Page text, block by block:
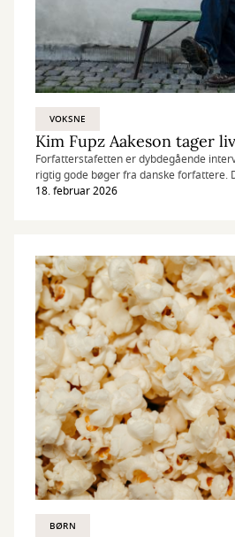
VOKSNE
Forfatterstafetten er dybdegående
rigtig gode bøger fra danske forfattere.
nået til Kim Fupz Aakeson, der er aktuel
18. februar 2026
BØRN